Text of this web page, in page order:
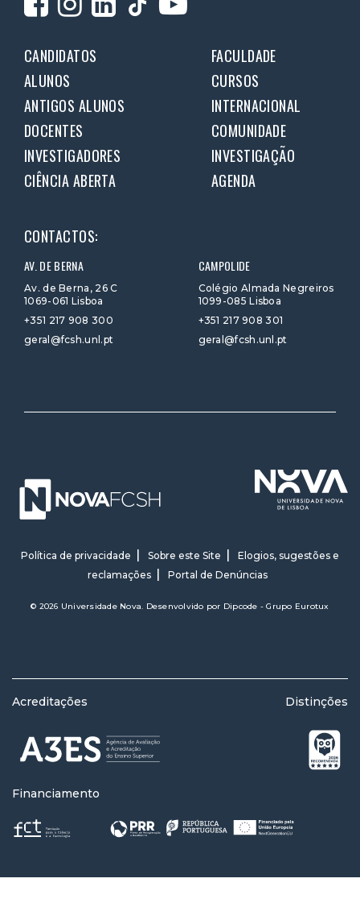
CANDIDATOS
FACULDADE
ALUNOS
CURSOS
ANTIGOS ALUNOS
INTERNACIONAL
DOCENTES
COMUNIDADE
INVESTIGADORES
INVESTIGAÇÃO
CIÊNCIA ABERTA
AGENDA
CONTACTOS:
AV. DE BERNA
Av. de Berna, 26 C
1069-061 Lisboa
+351 217 908 300
geral@fcsh.unl.pt
CAMPOLIDE
Colégio Almada Negreiros
1099-085 Lisboa
+351 217 908 301
geral@fcsh.unl.pt
Política de privacidade Sobre este Site
Elogios, sugestões e
reclamações
Portal de Denúncias
© 2026 Universidade Nova. Desenvolvido por Dipcode - Grupo Eurotux
Acreditações Distinções
Financiamento